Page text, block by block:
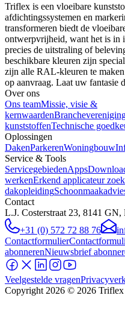
Triflex is een vloeibare
afdichtingssystemen en
transformeren biedt de
ontwerpvrijheid, want het is in
precies de uitstraling of
beschikbare kleuren zijn
zijn alle RAL-kleuren te
op aanvraag. Laat uw fantasie
Over ons
Ons teamMissie, visie &
kernwaarden
kunststoffenTechnische
Oplossingen
DakenParkerenWoningbouw
Service & Tools
ServicegebiedenApps
werkenErkend applicateur
dakopleiding
Contact
L.J. Costerstraat 23, 8141 GN,
+31 (0) 572 72 88 76
Contactformulier
abonnerenNieuwsbrief
Veelgestelde vragen
Copyright 2026 © 2026 Triflex